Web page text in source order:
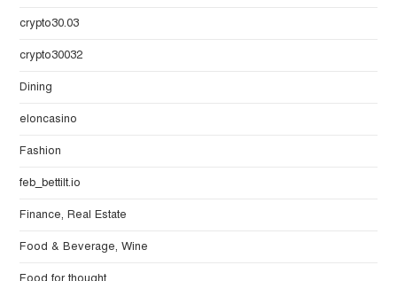
crypto30.03
crypto30032
Dining
eloncasino
Fashion
feb_bettilt.io
Finance, Real Estate
Food & Beverage, Wine